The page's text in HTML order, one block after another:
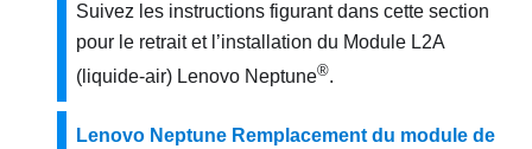
Suivez les instructions figurant dans cette section
pour le retrait et l’installation du Module L2A
(liquide-air) Lenovo Neptune®.
Lenovo Neptune Remplacement du module de